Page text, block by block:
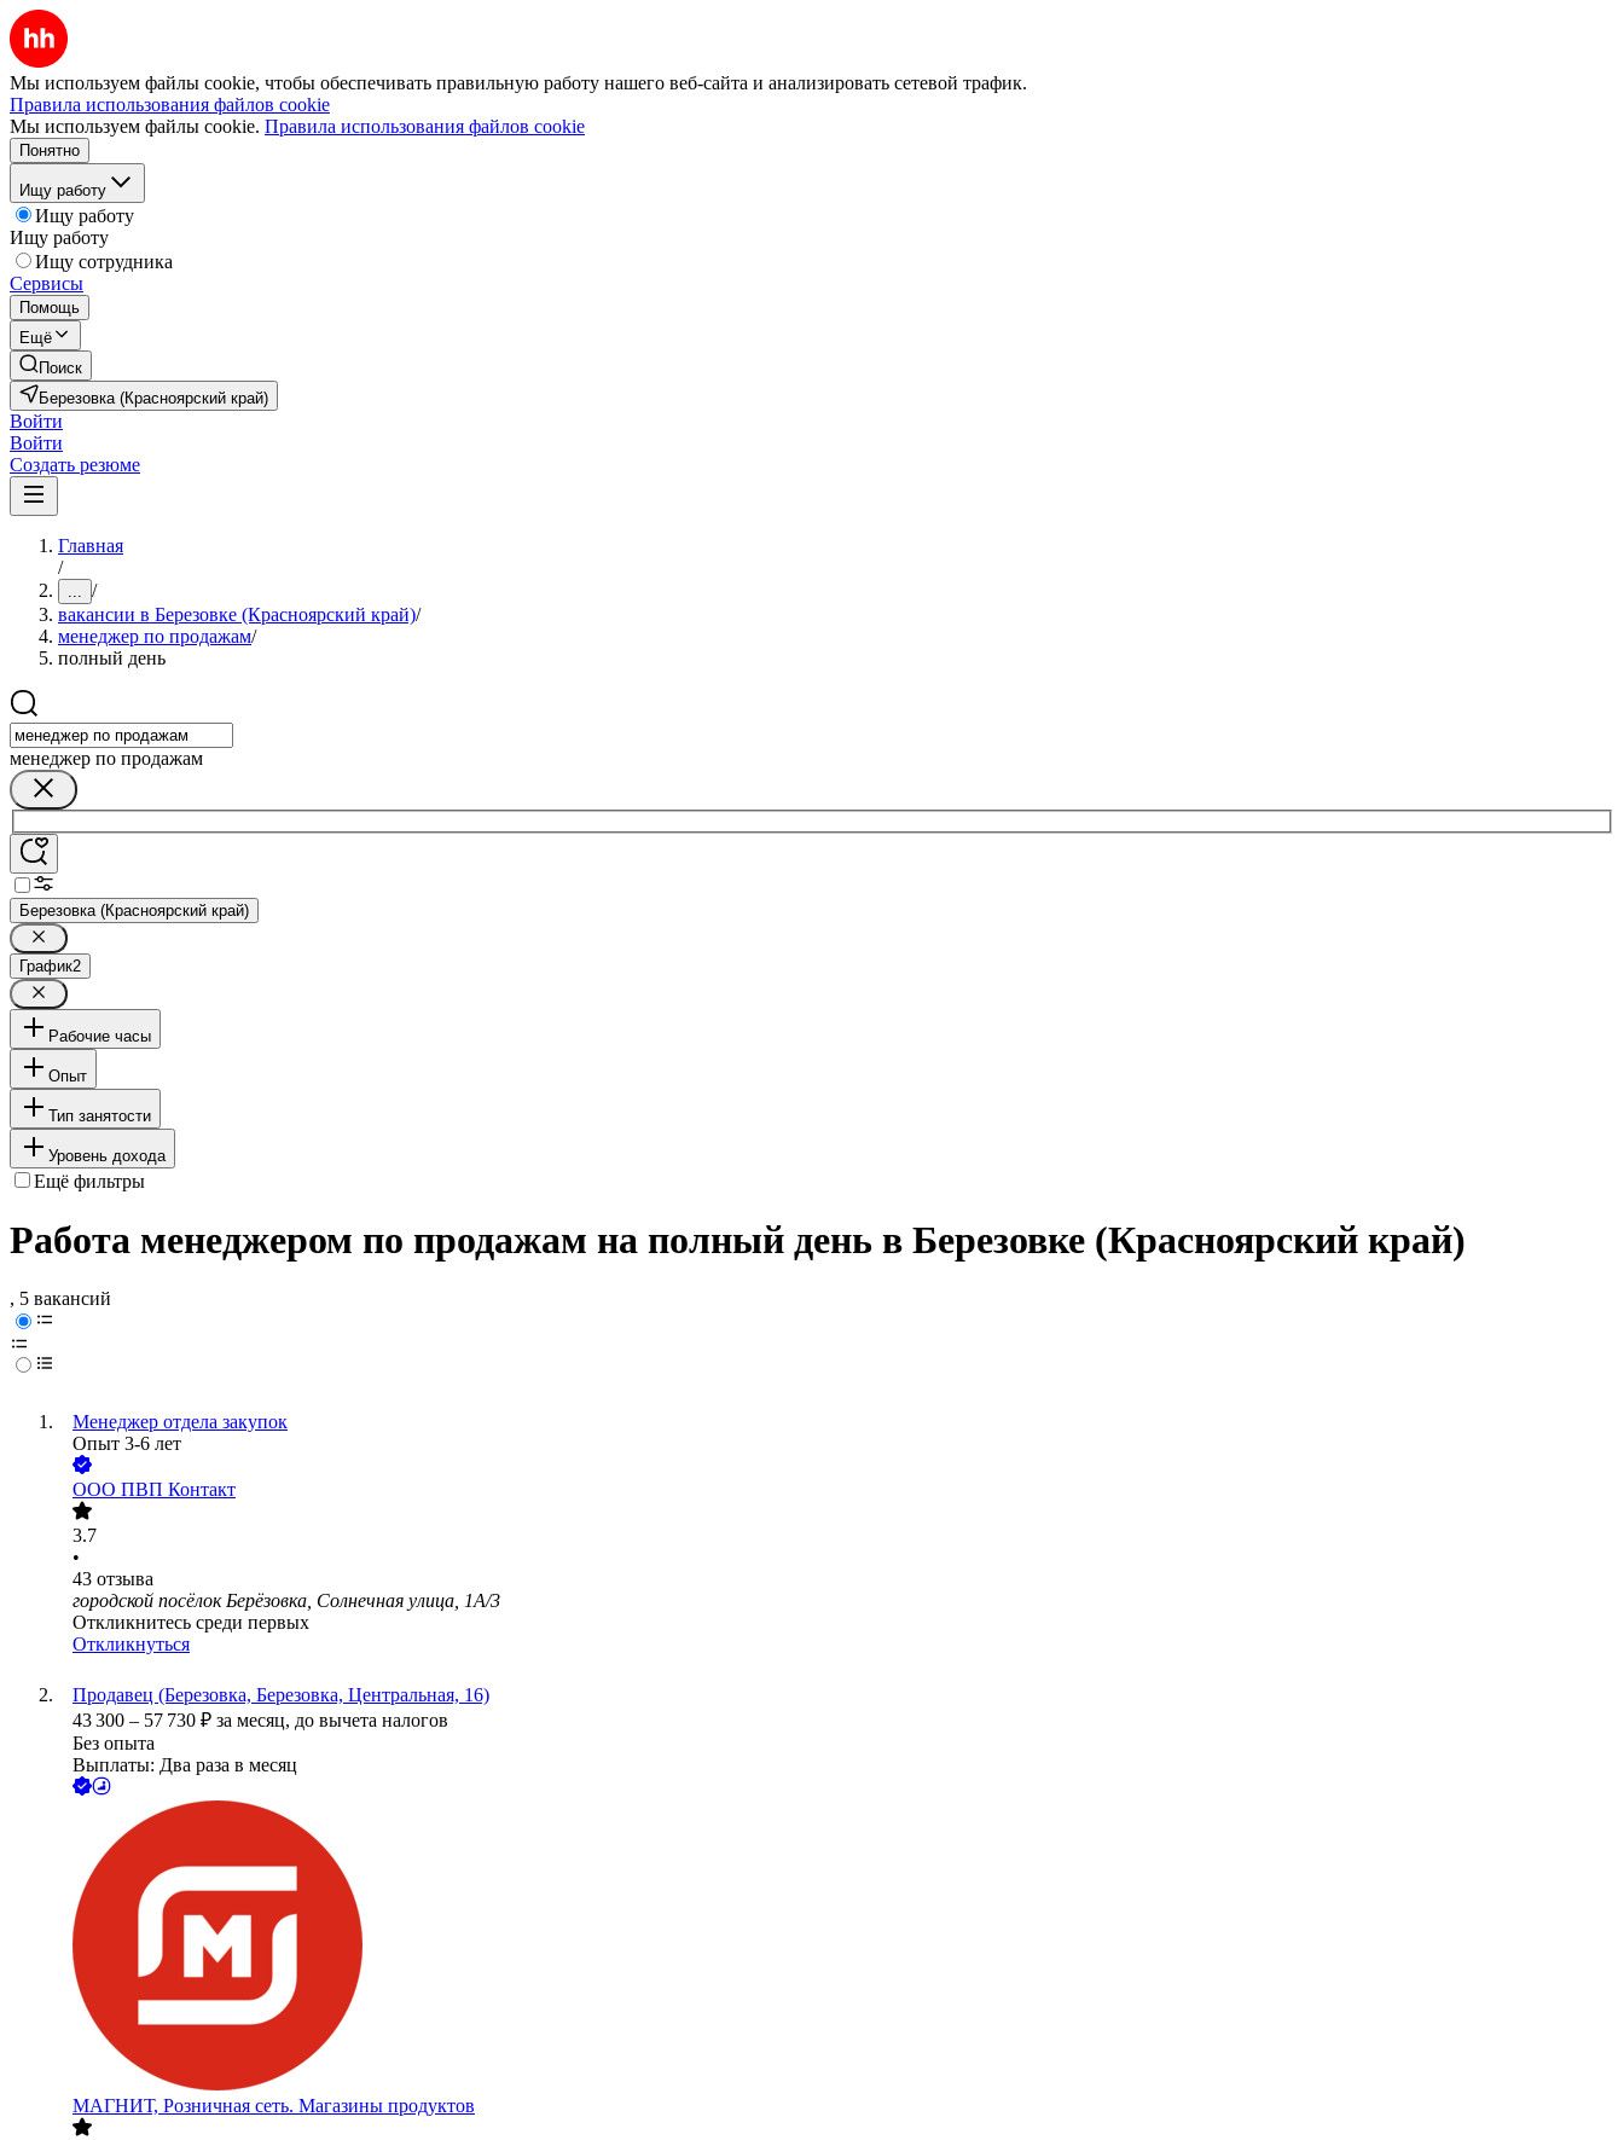
Мы используем файлы cookie, чтобы обеспечивать правильную работу нашего веб-сайта и анализировать сетевой трафик.
Правила использования файлов cookie
Мы используем файлы cookie. Правила использования файлов cookie
Понятно
Ищу работу
Ищу работу
Ищу работу
Ищу сотрудника
Сервисы
Помощь
Ещё
Поиск
Березовка (Красноярский край)
Войти
Войти
Создать резюме
Главная
/
... /
вакансии в Березовке (Красноярский край)/
менеджер по продажам/
полный день
менеджер по продажам
Березовка (Красноярский край)
График2
Рабочие часы
Опыт
Тип занятости
Уровень дохода
Ещё фильтры
Работа менеджером по продажам на полный день в Березовке (Красноярский край)
, 5 вакансий
Менеджер отдела закупок
Опыт 3-6 лет
ООО ПВП Контакт
3.7
•
43 отзыва
городской посёлок Берёзовка, Солнечная улица, 1А/3
Откликнитесь среди первых
Откликнуться
Продавец (Березовка, Березовка, Центральная, 16)
43 300 – 57 730 ₽ за месяц, до вычета налогов
Без опыта
Выплаты: Два раза в месяц
МАГНИТ, Розничная сеть. Магазины продуктов